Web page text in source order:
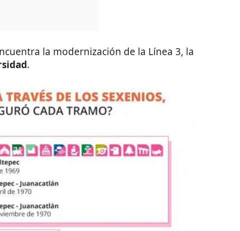
la modernización de la Línea 3, la
.